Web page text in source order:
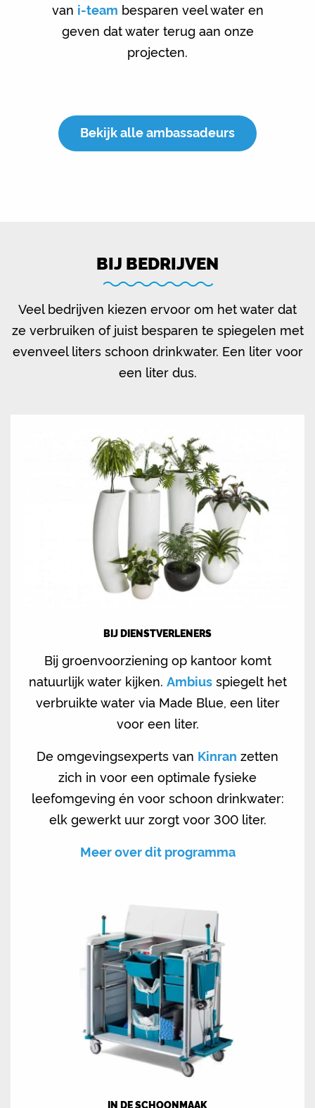
van i-team besparen veel water en
geven dat water terug aan onze
projecten.
Bekijk alle ambassadeurs
BIJ BEDRIJVEN
Veel bedrijven kiezen ervoor om het water dat
ze verbruiken of juist besparen te spiegelen met
evenveel liters schoon drinkwater. Een liter voor
een liter dus.
BIJ DIENSTVERLENERS
Bij groenvoorziening op kantoor komt
natuurlijk water kijken. Ambiusspiegelt het
verbruikte water via Made Blue, een liter
voor een liter.
De omgevingsexperts van Kinran zetten
zich in voor een optimale fysieke
leefomgeving én voor schoon drinkwater:
elk gewerkt uur zorgt voor 300 liter.
Meer over dit programma
IN DE SCHOONMAAK